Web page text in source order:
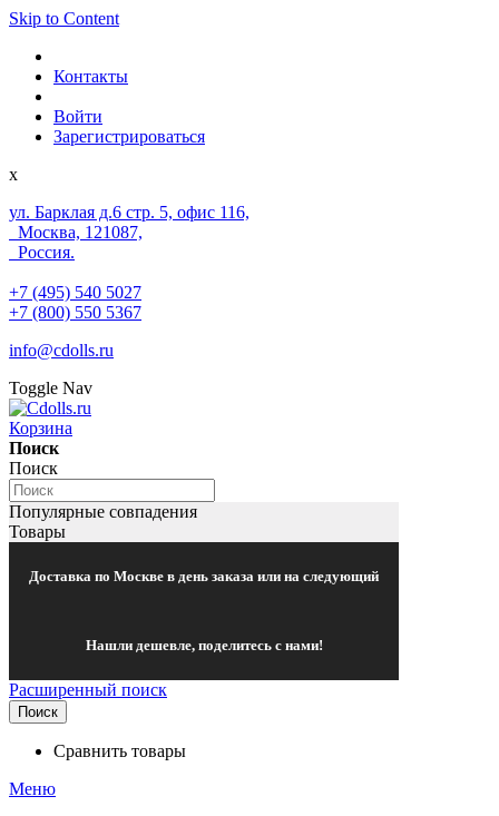
Skip to Content
Контакты
Войти
Зарегистрироваться
x
ул. Барклая д.6 стр. 5, офис 116,
Москва, 121087,
Россия.
+7 (495) 540 5027
+7 (800) 550 5367
info@cdolls.ru
Toggle Nav
Корзина
Поиск
Поиск
Популярные совпадения
Товары
Доставка по Москве в день заказа или на следующий
Нашли дешевле, поделитесь с нами!
Расширенный поиск
Поиск
Сравнить товары
Меню